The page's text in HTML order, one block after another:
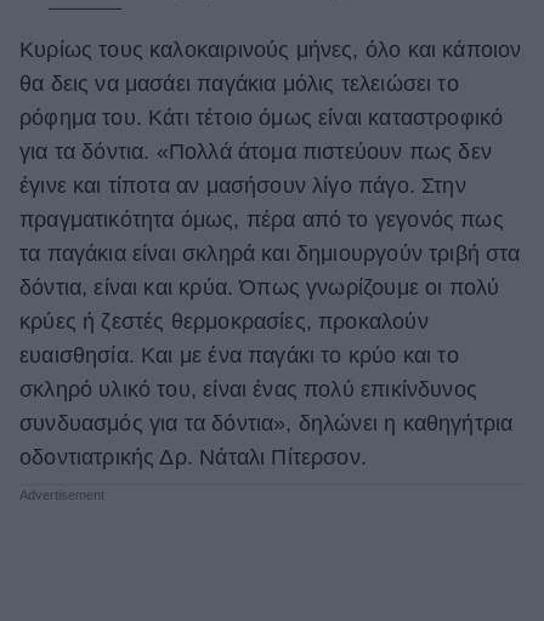
Γάμος
Market News
Κυρίως τους καλοκαιρινούς μήνες, όλο και κάποιον
θα δεις να μασάει παγάκια μόλις τελειώσει το
ρόφημα του. Κάτι τέτοιο όμως είναι καταστροφικό
για τα δόντια. «Πολλά άτομα πιστεύουν πως δεν
έγινε και τίποτα αν μασήσουν λίγο πάγο. Στην
πραγματικότητα όμως, πέρα από το γεγονός πως
τα παγάκια είναι σκληρά και δημιουργούν τριβή στα
δόντια, είναι και κρύα. Όπως γνωρίζουμε οι πολύ
κρύες ή ζεστές θερμοκρασίες, προκαλούν
ευαισθησία. Και με ένα παγάκι το κρύο και το
σκληρό υλικό του, είναι ένας πολύ επικίνδυνος
συνδυασμός για τα δόντια», δηλώνει η καθηγήτρια
οδοντιατρικής Δρ. Νάταλι Πίτερσον.